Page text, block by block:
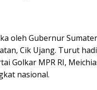
oleh Gubernur
Cik Ujang. Turut
Golkar MPR RI,
nasional.